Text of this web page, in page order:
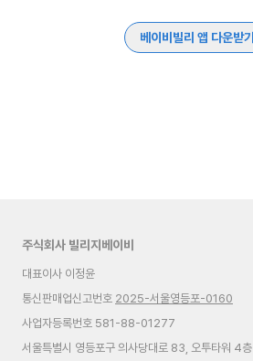
베이비빌리 앱 다운받기
주식회사 빌리지베이비
대표이사 이정윤
통신판매업신고번호 2025-서울영등포-0160
사업자등록번호 581-88-01277
서울특별시 영등포구 의사당대로 83, 오투타워 4층